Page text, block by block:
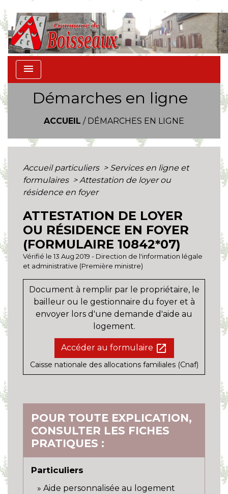
menu
Démarches en ligne
ACCUEIL / DÉMARCHES EN LIGNE
Accueil particuliers > Services en ligne et
formulaires > Attestation de loyer ou
résidence en foyer
ATTESTATION DE LOYER
OU RÉSIDENCE EN FOYER
(FORMULAIRE 10842*07)
Vérifié le 13 Aug 2019 - Direction de l'information légale
et administrative (Première ministre)
Document à remplir par le propriétaire, le
bailleur ou le gestionnaire du foyer et à
envoyer lors d'une demande d'aide au
logement.
Accéder au formulaire open_in_new
Caisse nationale des allocations familiales (Cnaf)
POUR TOUTE EXPLICATION,
CONSULTER LES FICHES
PRATIQUES :
Particuliers
Aide personnalisée au logement